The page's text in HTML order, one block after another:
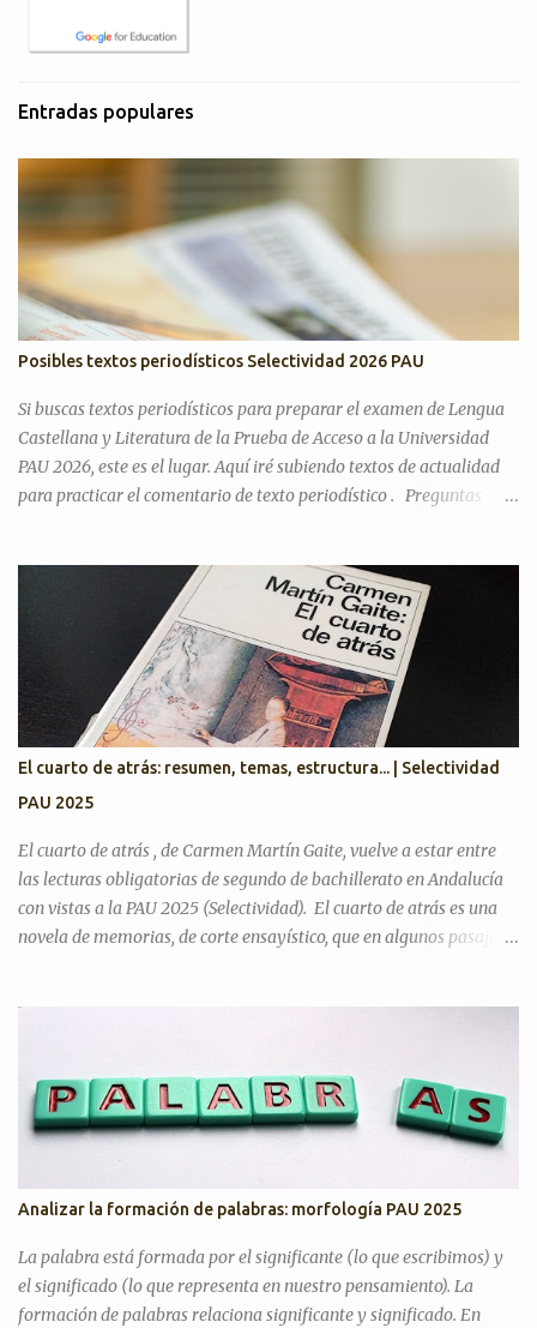
Entradas populares
Posibles textos periodísticos Selectividad 2026 PAU
Si buscas textos periodísticos para preparar el examen de Lengua
Castellana y Literatura de la Prueba de Acceso a la Universidad
PAU 2026, este es el lugar. Aquí iré subiendo textos de actualidad
para practicar el comentario de texto periodístico . Preguntas
el discurso argumentativo (pregunta 3 en PAU Andalucía). PAU
2025. Exámenes titulares, suplentes y reservas ¿Cree que la actual
situación económica y social de España es precaria? ¿Considera
que la literatura cumple alguna función en la actualidad?
¿Considera que la inteligencia artificial podrá sustituir al ser
humano en las creaciones artísticas y en el desarrollo de otras
ciencias? ¿Son todas las opiniones igualmente respetables?
¿Queremos más a nuestra familia o a aquellas personas con las
que tenemos más trato? Artículos para practicar PAU 2026 YO A
TU EDAD José Luis Sastre...
El cuarto de atrás: resumen, temas, estructura... | Selectividad
PAU 2025
El cuarto de atrás , de Carmen Martín Gaite, vuelve a estar entre
las lecturas obligatorias de segundo de bachillerato en Andalucía
con vistas a la PAU 2025 (Selectividad). El cuarto de atrás es una
novela de memorias, de corte ensayístico, que en algunos pasajes
quizá era justo incluir entre las lecturas un libro escrito por una
mujer, ya que los otros tres son de escritores. ¿En qué tema de
Literatura se encuadra? La fecha de publicación es 1978, por lo
tanto, estamos en el tema de La novela desde 1975 hasta nuestros
días . No obstante, Carmen Martín Gaite comenzó a ser reconocida
en 1954 cuando ganó el Premio Café Gijón con El balneario y, sobre
todo, con Entre visillos , Premio Nadal en 1957. Por lo tant...
Analizar la formación de palabras: morfología PAU 2025
La palabra está formada por el significante (lo que escribimos) y
el significado (lo que representa en nuestro pensamiento). La
formación de palabras relaciona significante y significado. En